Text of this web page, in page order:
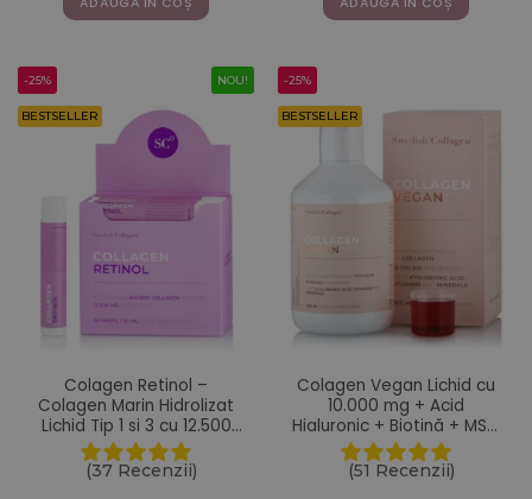
172,53 lei.
167,00 lei.
-25%
BESTSELLER
NOU!
Colagen Retinol –
Colagen Marin Hidrolizat
Lichid Tip 1 si 3 cu 12.500
mg + Retinol 800 mcg +
Acid Hialuronic 75 mg +
Biotina 5000 mcg + MSM
(37 Recenzii)
-25%
BESTSELLER
Colagen Vegan Lichid cu
10.000 mg + Acid
Hialuronic + Biotină + MSM
+ Zinc + Siliciu + Seleniu +
Vitamine – 500 ml
(51 Recenzii)